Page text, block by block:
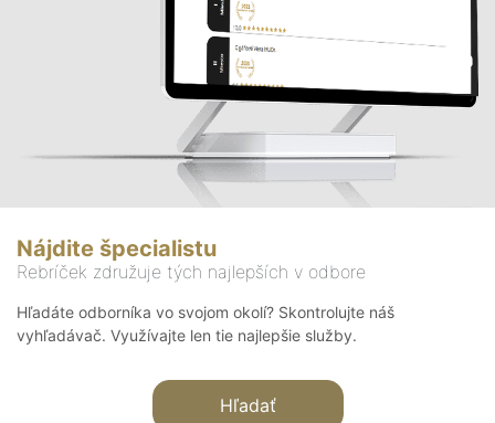
Nájdite špecialistu
Rebríček združuje tých najlepších v odbore
Hľadáte odborníka vo svojom okolí? Skontrolujte náš
vyhľadávač. Využívajte len tie najlepšie služby.
Hľadať